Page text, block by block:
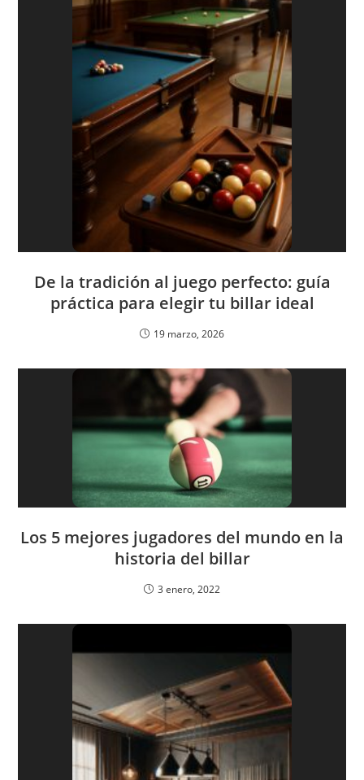
De la tradición al juego perfecto: guía
práctica para elegir tu billar ideal
19 marzo, 2026
Los 5 mejores jugadores del mundo en la
historia del billar
3 enero, 2022